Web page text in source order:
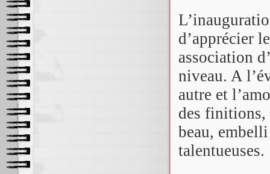
d’apprécier
association
niveau. A
autre et
des finitions,
beau,
talentueuses.